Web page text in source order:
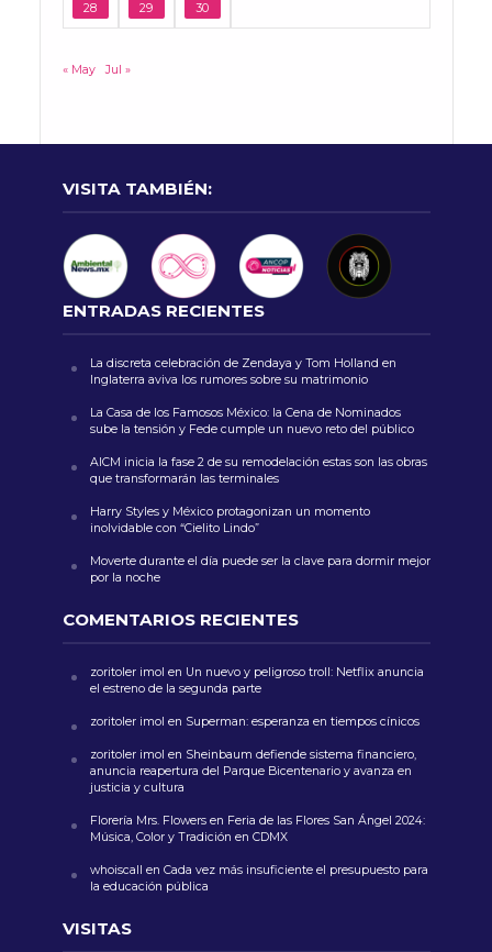
28 29 30
« May Jul »
VISITA TAMBIÉN:
ENTRADAS RECIENTES
La discreta celebración de Zendaya y Tom Holland en
Inglaterra aviva los rumores sobre su matrimonio
La Casa de los Famosos México: la Cena de Nominados
sube la tensión y Fede cumple un nuevo reto del público
AICM inicia la fase 2 de su remodelación estas son las obras
que transformarán las terminales
Harry Styles y México protagonizan un momento
inolvidable con “Cielito Lindo”
Moverte durante el día puede ser la clave para dormir mejor
por la noche
COMENTARIOS RECIENTES
zoritoler imol en Un nuevo y peligroso troll: Netflix anuncia
el estreno de la segunda parte
zoritoler imol en Superman: esperanza en tiempos cínicos
zoritoler imol en Sheinbaum defiende sistema financiero,
anuncia reapertura del Parque Bicentenario y avanza en
justicia y cultura
Florería Mrs. Flowersen Feria de las Flores San Ángel 2024:
Música, Color y Tradición en CDMX
whoiscall en Cada vez más insuficiente el presupuesto para
la educación pública
VISITAS